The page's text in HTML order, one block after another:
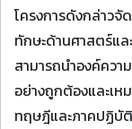
โครงการดังกล่าว
ทักษะด้านศาสตร์แ
สามารถนำองค์ควา
อย่างถูกต้องและเห
ทฤษฎีและภาคปฏิบั